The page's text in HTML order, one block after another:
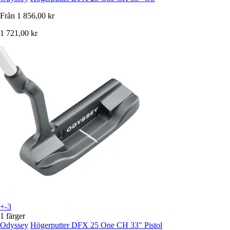
Från 1 856,00 kr
1 721,00 kr
+-3
1 färger
Odyssey Högerputter DFX 25 One CH 33" Pistol